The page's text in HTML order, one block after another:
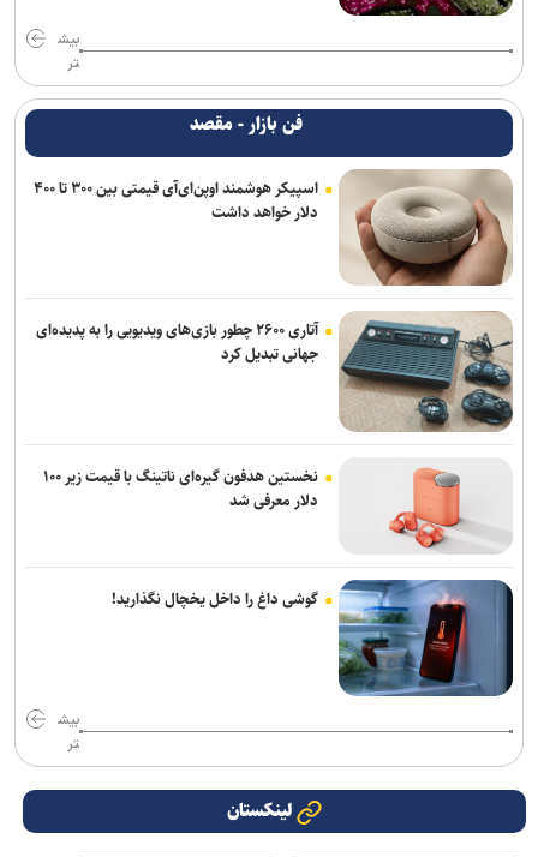
بیش
تر
فن بازار - مقصد
اسپیکر هوشمند اوپن‌ای‌آی قیمتی بین ۳۰۰ تا ۴۰۰
دلار خواهد داشت
آتاری ۲۶۰۰ چطور بازی‌های ویدیویی را به پدیده‌ای
جهانی تبدیل کرد
نخستین هدفون گیره‌ای ناتینگ با قیمت زیر ۱۰۰
دلار معرفی شد
گوشی داغ را داخل یخچال نگذارید!
بیش
تر
لینکستان